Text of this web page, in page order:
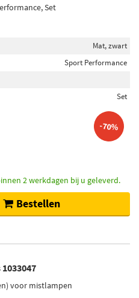
Set
Mat, zwart
Sport Performance
Set
-70%
2 werkdagen bij u geleverd.
Bestellen
voor mistlampen